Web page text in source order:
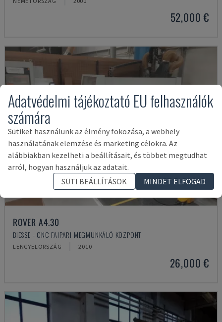
52,000 €
ROVER A4.30
BIESSE - CNC FAIPARI MEGMUNKÁLÓ KÖZPONT
LENGYELORSZÁG 2010
26,000 €
Adatvédelmi tájékoztató EU felhasználók
számára
Sütiket használunk az élmény fokozása, a webhely
használatának elemzése és marketing célokra. Az
alábbiakban kezelheti a beállításait, és többet megtudhat
arról, hogyan használjuk az adatait.
SÜTI BEÁLLÍTÁSOK
MINDET ELFOGAD